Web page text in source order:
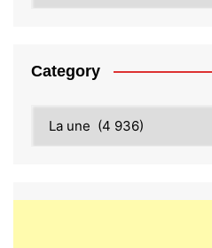
Category